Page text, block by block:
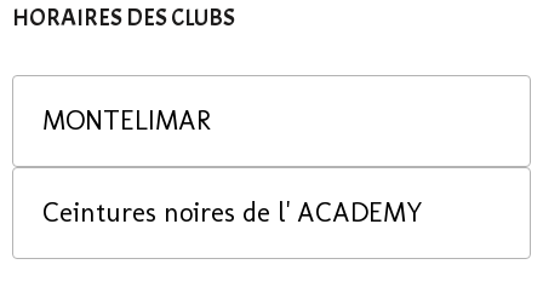
HORAIRES DES CLUBS
MONTELIMAR
Ceintures noires de l' ACADEMY